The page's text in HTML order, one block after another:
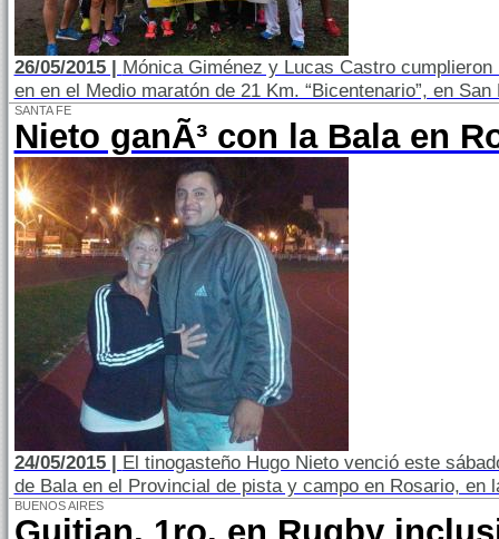
26/05/2015 | Mónica Giménez y Lucas Castro
en en el Medio maratón de 21 Km. “Bicentenario”, en
SANTA FE
Nieto ganÃ³ con la Bala en
24/05/2015 | El tinogasteño Hugo Nieto venció este
de Bala en el Provincial de pista y campo en Rosario, en
BUENOS AIRES